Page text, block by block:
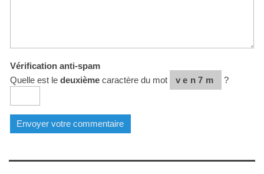
Vérification anti-spam
Quelle est le deuxièmecaractère du mot ven7m ?